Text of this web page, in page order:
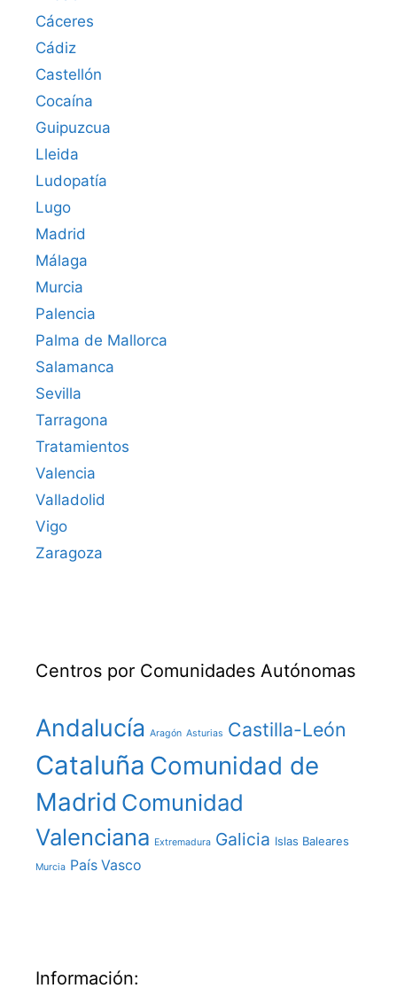
Cáceres‎
Cádiz
Castellón
Cocaína
Guipuzcua
Lleida
Ludopatía
Lugo
Madrid
Málaga
Murcia
Palencia
Palma de Mallorca
Salamanca
Sevilla
Tarragona
Tratamientos
Valencia
Valladolid
Vigo
Zaragoza
Centros por Comunidades Autónomas
Andalucía Aragón Asturias Castilla-León
Cataluña Comunidad de
Madrid Comunidad
Valenciana Extremadura Galicia Islas Baleares
Murcia País Vasco
Información: